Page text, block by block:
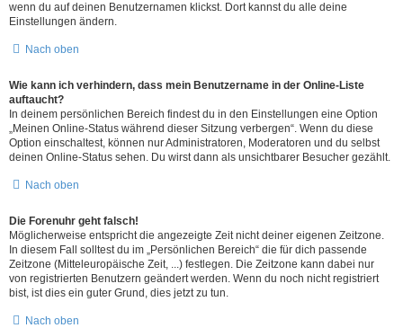
wenn du auf deinen Benutzernamen klickst. Dort kannst du alle deine
Einstellungen ändern.
Nach oben
Wie kann ich verhindern, dass mein Benutzername in der Online-Liste
auftaucht?
In deinem persönlichen Bereich findest du in den Einstellungen eine Option
„Meinen Online-Status während dieser Sitzung verbergen“. Wenn du diese
Option einschaltest, können nur Administratoren, Moderatoren und du selbst
deinen Online-Status sehen. Du wirst dann als unsichtbarer Besucher gezählt.
Nach oben
Die Forenuhr geht falsch!
Möglicherweise entspricht die angezeigte Zeit nicht deiner eigenen Zeitzone.
In diesem Fall solltest du im „Persönlichen Bereich“ die für dich passende
Zeitzone (Mitteleuropäische Zeit, ...) festlegen. Die Zeitzone kann dabei nur
von registrierten Benutzern geändert werden. Wenn du noch nicht registriert
bist, ist dies ein guter Grund, dies jetzt zu tun.
Nach oben